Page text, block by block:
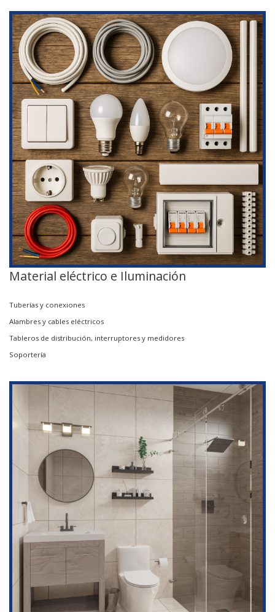
Material eléctrico e Iluminación
Tuberías y conexiones
Alambres y cables eléctricos
Tableros de distribución, interruptores y medidores
Soportería